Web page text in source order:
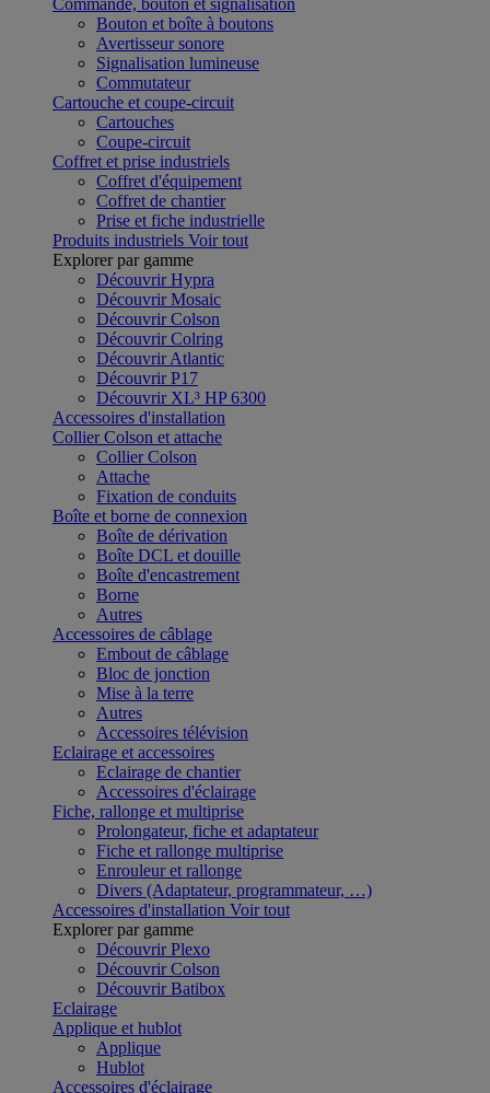
Commande, bouton et signalisation
Bouton et boîte à boutons
Avertisseur sonore
Signalisation lumineuse
Commutateur
Cartouche et coupe-circuit
Cartouches
Coupe-circuit
Coffret et prise industriels
Coffret d'équipement
Coffret de chantier
Prise et fiche industrielle
Produits industriels Voir tout
Explorer par gamme
Découvrir Hypra
Découvrir Mosaic
Découvrir Colson
Découvrir Colring
Découvrir Atlantic
Découvrir P17
Découvrir XL³ HP 6300
Accessoires d'installation
Collier Colson et attache
Collier Colson
Attache
Fixation de conduits
Boîte et borne de connexion
Boîte de dérivation
Boîte DCL et douille
Boîte d'encastrement
Borne
Autres
Accessoires de câblage
Embout de câblage
Bloc de jonction
Mise à la terre
Autres
Accessoires télévision
Eclairage et accessoires
Eclairage de chantier
Accessoires d'éclairage
Fiche, rallonge et multiprise
Prolongateur, fiche et adaptateur
Fiche et rallonge multiprise
Enrouleur et rallonge
Divers (Adaptateur, programmateur, …)
Accessoires d'installation Voir tout
Explorer par gamme
Découvrir Plexo
Découvrir Colson
Découvrir Batibox
Eclairage
Applique et hublot
Applique
Hublot
Accessoires d'éclairage